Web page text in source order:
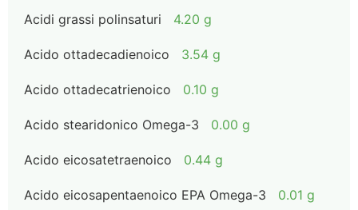
Acidi grassi polinsaturi 4.20 g
Acido ottadecadienoico 3.54 g
Acido ottadecatrienoico 0.10 g
Acido stearidonico Omega-3 0.00 g
Acido eicosatetraenoico 0.44 g
Acido eicosapentaenoico EPA Omega-3 0.01 g